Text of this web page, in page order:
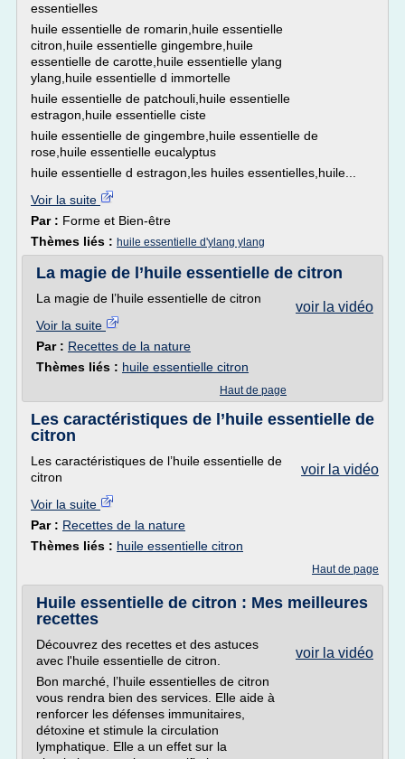
essentielles
huile essentielle de romarin,huile essentielle
citron,huile essentielle gingembre,huile
essentielle de carotte,huile essentielle ylang
ylang,huile essentielle d immortelle
huile essentielle de patchouli,huile essentielle
estragon,huile essentielle ciste
huile essentielle de gingembre,huile essentielle de
rose,huile essentielle eucalyptus
huile essentielle d estragon,les huiles essentielles,huile...
Voir la suite
Par : Forme et Bien-être
Thèmes liés : huile essentielle d'ylang ylang
La magie de l’huile essentielle de citron
voir la vidéo
La magie de l’huile essentielle de citron
Voir la suite
Par : Recettes de la nature
Thèmes liés : huile essentielle citron
Haut de page
Les caractéristiques de l’huile essentielle de
citron
voir la vidéo
Les caractéristiques de l’huile essentielle de
citron
Voir la suite
Par : Recettes de la nature
Thèmes liés : huile essentielle citron
Haut de page
Huile essentielle de citron : Mes meilleures
recettes
voir la vidéo
Découvrez des recettes et des astuces
avec l'huile essentielle de citron.
Bon marché, l’huile essentielles de citron
vous rendra bien des services. Elle aide à
renforcer les défenses immunitaires,
détoxine et stimule la circulation
lymphatique. Elle a un effet sur la